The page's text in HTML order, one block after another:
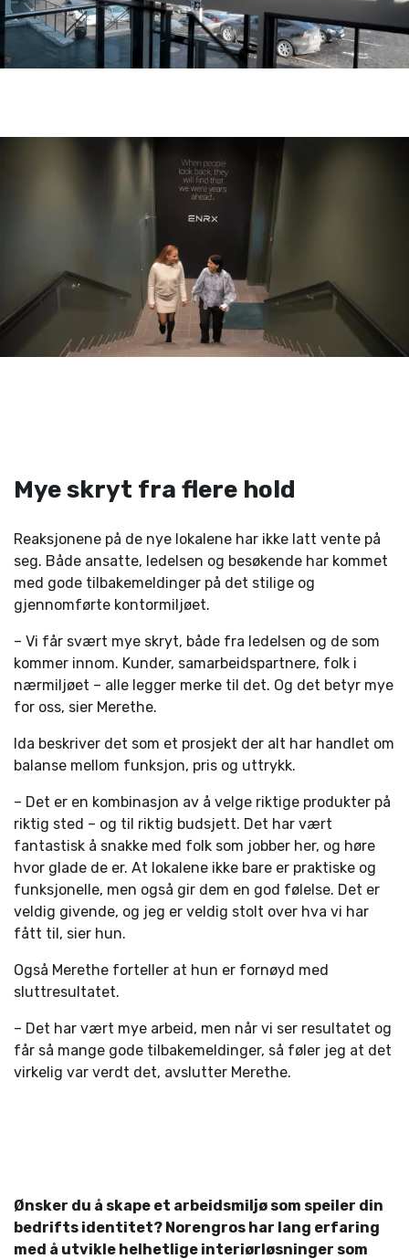
Mye skryt fra flere hold
Reaksjonene på de nye lokalene har ikke latt vente på
seg. Både ansatte, ledelsen og besøkende har kommet
med gode tilbakemeldinger på det stilige og
gjennomførte kontormiljøet.
– Vi får svært mye skryt, både fra ledelsen og de som
kommer innom. Kunder, samarbeidspartnere, folk i
nærmiljøet – alle legger merke til det. Og det betyr mye
for oss, sier Merethe.
Ida beskriver det som et prosjekt der alt har handlet om
balanse mellom funksjon, pris og uttrykk.
– Det er en kombinasjon av å velge riktige produkter på
riktig sted – og til riktig budsjett. Det har vært
fantastisk å snakke med folk som jobber her, og høre
hvor glade de er. At lokalene ikke bare er praktiske og
funksjonelle, men også gir dem en god følelse. Det er
veldig givende, og jeg er veldig stolt over hva vi har
fått til, sier hun.
Også Merethe forteller at hun er fornøyd med
sluttresultatet.
– Det har vært mye arbeid, men når vi ser resultatet og
får så mange gode tilbakemeldinger, så føler jeg at det
virkelig var verdt det, avslutter Merethe.
Ønsker du å skape et arbeidsmiljø som speiler din
bedrifts identitet? Norengros har lang erfaring
med å utvikle helhetlige interiørløsninger som